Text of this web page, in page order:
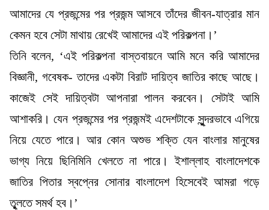
আমাদের যে প্রজন্মের পর প্রজন্ম আসবে তাঁদের জীবন-যাত্রার মান
কেমন হবে সেটা মাথায় রেখেই আমাদের এই পরিকল্পনা।’
তিনি বলেন, ‘এই পরিকল্পনা বাস্তবায়নে আমি মনে করি আমাদের
বিজ্ঞানী, গবেষক- তাদের একটা বিরাট দায়িত্ব জাতির কাছে আছে।
কাজেই সেই দায়িত্বটা আপনারা পালন করবেন। সেটাই আমি
আশাকরি। যেন প্রজন্মের পর প্রজন্মই এদেশটাকে সুৃন্দরভাবে এগিয়ে
নিয়ে যেতে পারে। আর কোন অশুভ শক্তি যেন বাংলার মানুষের
ভাগ্য নিয়ে ছিনিমিনি খেলতে না পারে। ইশাল্লাহ বাংলাদেশকে
জাতির পিতার স্বপ্নের সোনার বাংলাদেশ হিসেবেই আমরা গড়ে
তুৃলতে সমর্থ হব।’